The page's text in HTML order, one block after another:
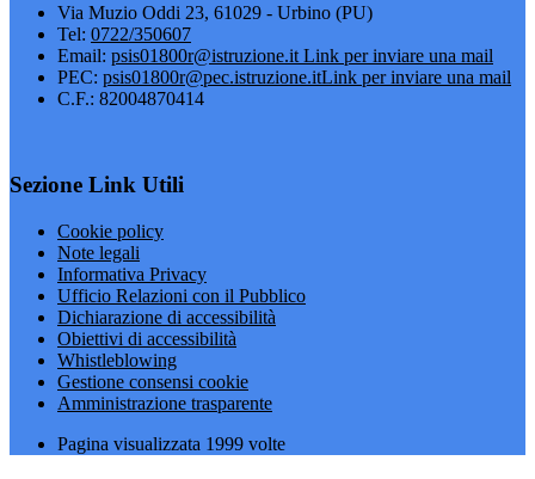
Via Muzio Oddi 23, 61029 - Urbino (PU)
Tel: 0722/350607
Email: psis01800r@istruzione.it Link per inviare una mail
PEC: psis01800r@pec.istruzione.itLink per inviare una mail
C.F.: 82004870414
Sezione Link Utili
Cookie policy
Note legali
Informativa Privacy
Ufficio Relazioni con il Pubblico
Dichiarazione di accessibilità
Obiettivi di accessibilità
Whistleblowing
Gestione consensi cookie
Amministrazione trasparente
Pagina visualizzata 1999 volte